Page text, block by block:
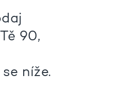
90,
níže.